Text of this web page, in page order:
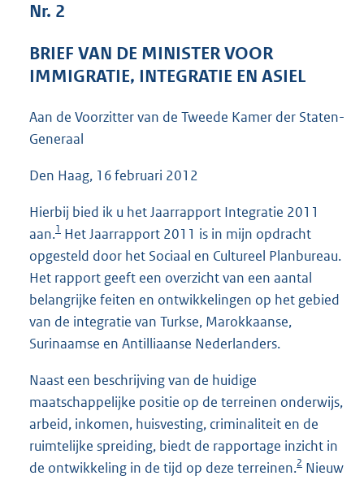
e
6
Nr. 2
BRIEF VAN DE MINISTER VOOR
IMMIGRATIE, INTEGRATIE EN ASIEL
Aan de Voorzitter van de Tweede Kamer der Staten-
Generaal
Den Haag, 16 februari 2012
Hierbij bied ik u het Jaarrapport Integratie 2011
aan.1 Het Jaarrapport 2011 is in mijn opdracht
opgesteld door het Sociaal en Cultureel Planbureau.
Het rapport geeft een overzicht van een aantal
belangrijke feiten en ontwikkelingen op het gebied
van de integratie van Turkse, Marokkaanse,
Surinaamse en Antilliaanse Nederlanders.
Naast een beschrijving van de huidige
maatschappelijke positie op de terreinen onderwijs,
arbeid, inkomen, huisvesting, criminaliteit en de
ruimtelijke spreiding, biedt de rapportage inzicht in
de ontwikkeling in de tijd op deze terreinen.2 Nieuw